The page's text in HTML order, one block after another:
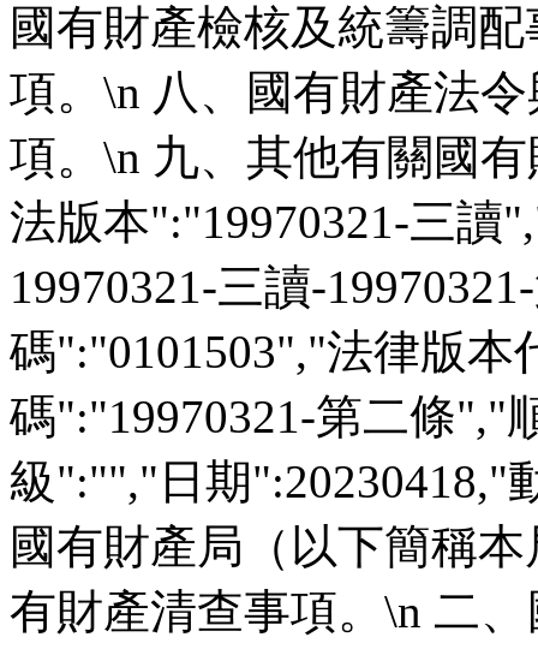
國有財產檢核及統籌調
項。\n 八、國有財產法
項。\n 九、其他有關國
法版本":"19970321-三讀
19970321-三讀-
碼":"0101503","法律版本
碼":"19970321-第二條","
級":"","日期
國有財產局（以下簡稱
有財產清查事項。\n 二